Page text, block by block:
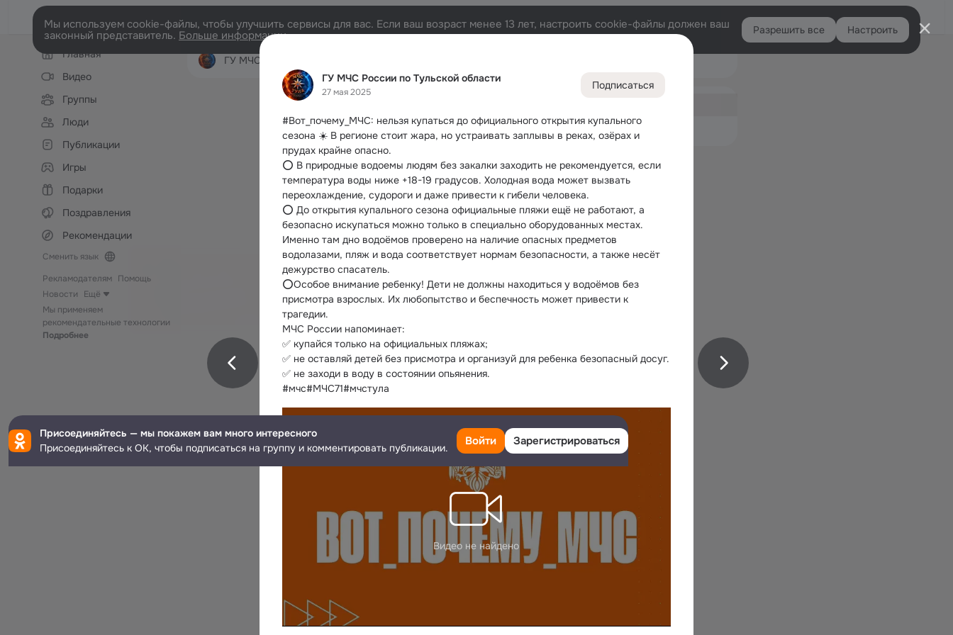
ГУ МЧС России по Тульской области
27 мая 2025
Подписаться
#Вот_почему_МЧС: нельзя купаться до официального открытия купального
сезона ☀️ В регионе стоит жара, но устраивать заплывы в реках, озёрах и
прудах крайне опасно.
⭕️ В природные водоемы людям без закалки заходить не рекомендуется, если
температура воды ниже +18-19 градусов. Холодная вода может вызвать
переохлаждение, судороги и даже привести к гибели человека.
⭕ До открытия купального сезона официальные пляжи ещё не работают, а
безопасно искупаться можно только в специально оборудованных местах.
Именно там дно водоёмов проверено на наличие опасных предметов
водолазами, пляж и вода соответствует нормам безопасности, а также несёт
дежурство спасатель.
⭕️Особое внимание ребенку! Дети не должны находиться у водоёмов без
присмотра взрослых. Их любопытство и беспечность может привести к
трагедии.
МЧС России напоминает:
✅ купайся только на официальных пляжах;
✅ не оставляй детей без присмотра и организуй для ребенка безопасный досуг.
✅ не заходи в воду в состоянии опьянения.
#мчс#МЧС71#мчстула
Видео не найдено
Войти
Мы используем cookie-файлы, чтобы улучшить сервисы для вас. Если ваш возраст менее 13 лет, настроить cookie-файлы должен ваш
законный представитель. Больше информации Разрешить все Настроить
Левая
колонкаГлавная
Видео
Группы
Люди
Публикации
Игры
Подарки
Поздравления
Рекомендации
Сменить язык
Рекламодателям Помощь
Новости
Ещё
Мы применяем
рекомендательные технологии
Подробнее
ГУ МЧС России по Тульской области
Дополнительная
Обсуждаемые
Присоединяйтесь — мы покажем вам много интересного
Присоединяйтесь к ОК, чтобы подписаться на группу и комментировать публикации.
Войти Зарегистрироваться